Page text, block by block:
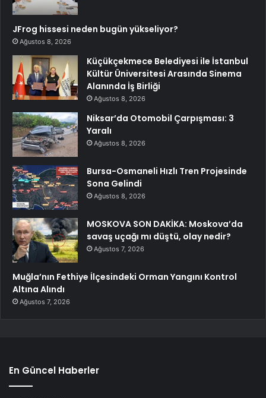
JFrog hissesi neden bugün yükseliyor?
Ağustos 8, 2026
Küçükçekmece Belediyesi ile İstanbul
Kültür Üniversitesi Arasında Sinema
Alanında İş Birliği
Ağustos 8, 2026
Niksar’da Otomobil Çarpışması: 3
Yaralı
Ağustos 8, 2026
Bursa-Osmaneli Hızlı Tren Projesinde
Sona Gelindi
Ağustos 8, 2026
MOSKOVA SON DAKİKA: Moskova’da
savaş uçağı mı düştü, olay nedir?
Ağustos 7, 2026
Muğla’nın Fethiye İlçesindeki Orman Yangını Kontrol
Altına Alındı
Ağustos 7, 2026
En Güncel Haberler